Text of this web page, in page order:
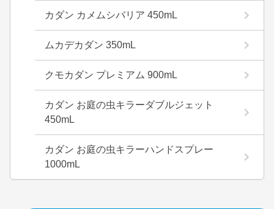
カダン カメムシバリア 450mL
ムカデカダン 350mL
クモカダン プレミアム 900mL
カダン お庭の虫キラーダブルジェット
450mL
カダン お庭の虫キラーハンドスプレー
1000mL